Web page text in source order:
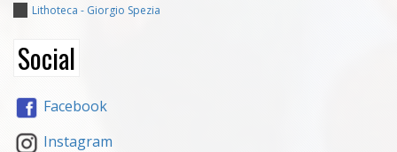
Lithoteca - Giorgio Spezia
Social
Facebook
Instagram